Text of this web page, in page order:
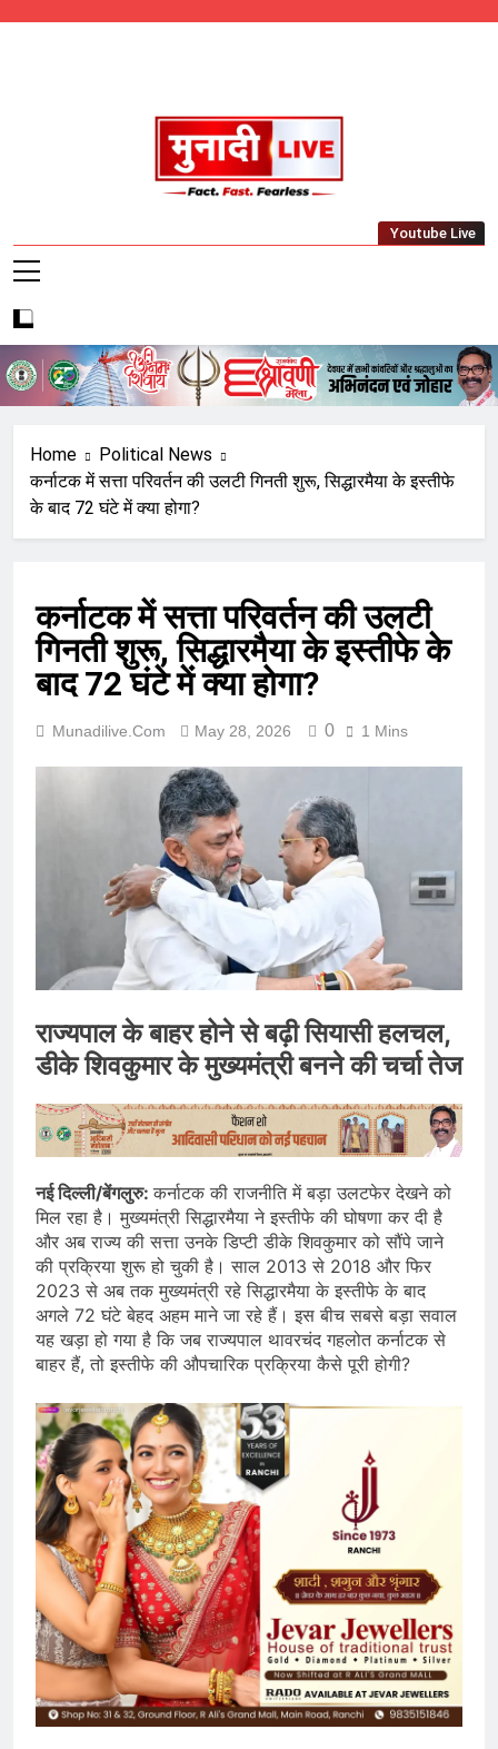
Munadi Live – Jharkhand's Leading Local
Youtube Live
Home
Political News
कर्नाटक में सत्ता परिवर्तन की उलटी गिनती शुरू, सिद्धारमैया के इस्तीफे
के बाद 72 घंटे में क्या होगा?
कर्नाटक में सत्ता परिवर्तन की उलटी
गिनती शुरू, सिद्धारमैया के इस्तीफे के
बाद 72 घंटे में क्या होगा?
Munadilive.com May 28, 2026 0 1 Mins
राज्यपाल के बाहर होने से बढ़ी सियासी हलचल,
डीके शिवकुमार के मुख्यमंत्री बनने की चर्चा तेज
नई दिल्ली/बेंगलुरु:कर्नाटक की राजनीति में बड़ा उलटफेर देखने को
मिल रहा है। मुख्यमंत्री सिद्धारमैया ने इस्तीफे की घोषणा कर दी है
और अब राज्य की सत्ता उनके डिप्टी डीके शिवकुमार को सौंपे जाने
की प्रक्रिया शुरू हो चुकी है। साल 2013 से 2018 और फिर
2023 से अब तक मुख्यमंत्री रहे सिद्धारमैया के इस्तीफे के बाद
अगले 72 घंटे बेहद अहम माने जा रहे हैं। इस बीच सबसे बड़ा सवाल
यह खड़ा हो गया है कि जब राज्यपाल थावरचंद गहलोत कर्नाटक से
बाहर हैं, तो इस्तीफे की औपचारिक प्रक्रिया कैसे पूरी होगी?